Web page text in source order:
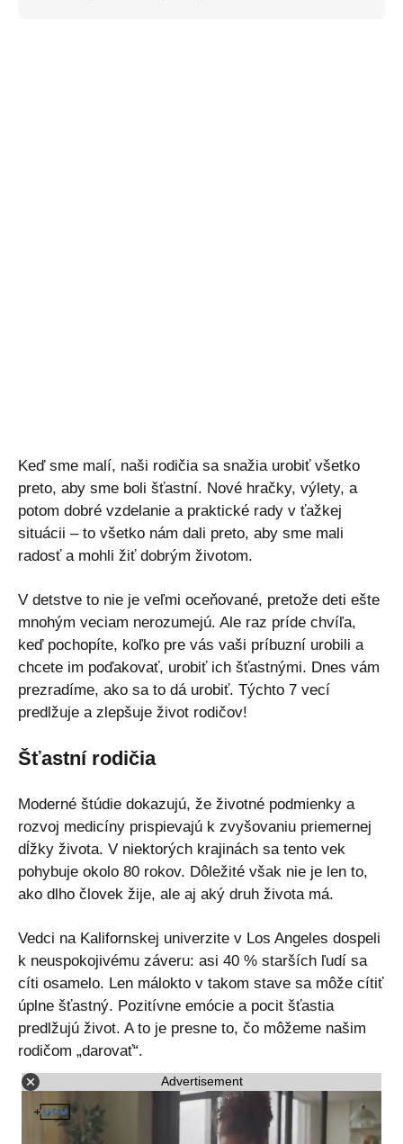
Keď sme malí, naši rodičia sa snažia urobiť všetko
preto, aby sme boli šťastní. Nové hračky, výlety, a
potom dobré vzdelanie a praktické rady v ťažkej
situácii – to všetko nám dali preto, aby sme mali
radosť a mohli žiť dobrým životom.
V detstve to nie je veľmi oceňované, pretože deti ešte
mnohým veciam nerozumejú. Ale raz príde chvíľa,
keď pochopíte, koľko pre vás vaši príbuzní urobili a
chcete im poďakovať, urobiť ich šťastnými. Dnes vám
prezradíme, ako sa to dá urobiť. Týchto 7 vecí
predlžuje a zlepšuje život rodičov!
Šťastní rodičia
Moderné štúdie dokazujú, že životné podmienky a
rozvoj medicíny prispievajú k zvyšovaniu priemernej
dĺžky života. V niektorých krajinách sa tento vek
pohybuje okolo 80 rokov. Dôležité však nie je len to,
ako dlho človek žije, ale aj aký druh života má.
Vedci na Kalifornskej univerzite v Los Angeles dospeli
k neuspokojivému záveru: asi 40 % starších ľudí sa
cíti osamelo. Len málokto v takom stave sa môže cítiť
úplne šťastný. Pozitívne emócie a pocit šťastia
predlžujú život. A to je presne to, čo môžeme našim
rodičom „darovať“.
Advertisement